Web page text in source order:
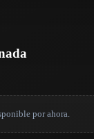
por ahora.